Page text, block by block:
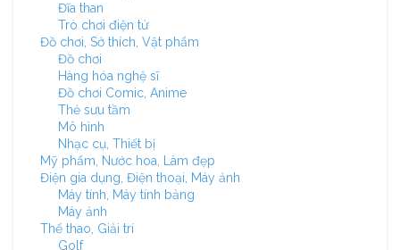
Đĩa than
Trò chơi điện tử
Đồ chơi, Sở thích, Vật phẩm
Đồ chơi
Hàng hóa nghệ sĩ
Đồ chơi Comic, Anime
Thẻ sưu tầm
Mô hình
Nhạc cụ, Thiết bị
Mỹ phẩm, Nước hoa, Làm đẹp
Điện gia dụng, Điện thoại, Máy ảnh
Máy tính, Máy tính bảng
Máy ảnh
Thể thao, Giải trí
Golf